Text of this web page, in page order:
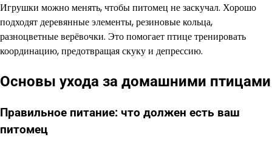
Игрушки можно менять, чтобы питомец не заскучал. Хорошо
подходят деревянные элементы, резиновые кольца,
разноцветные верёвочки. Это помогает птице тренировать
координацию, предотвращая скуку и депрессию.
Основы ухода за домашними птицами
Правильное питание: что должен есть ваш
питомец